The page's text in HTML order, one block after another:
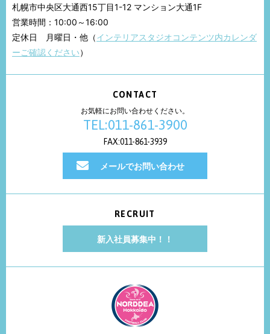
札幌市中央区大通西15丁目1-12 マンション大通1F
営業時間：10:00～16:00
定休日 月曜日・他（インテリアスタジオコンテンツ内カレンダ
ーご確認ください）
CONTACT
お気軽にお問い合わせください。
TEL:011-861-3900
FAX:011-861-3939
メールでお問い合わせ
RECRUIT
新入社員募集中！！